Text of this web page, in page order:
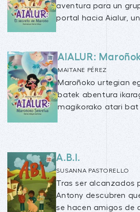
aventura para un
portal hacia Aialur,
AIALUR:
MAITANE PÉREZ
Maroñoko urtegian
batek abentura
magikorako atari
A.B.I.
SUSANNA PASTORELLO
Tras ser alcanzados
Antony descubren
se hacen amigos de